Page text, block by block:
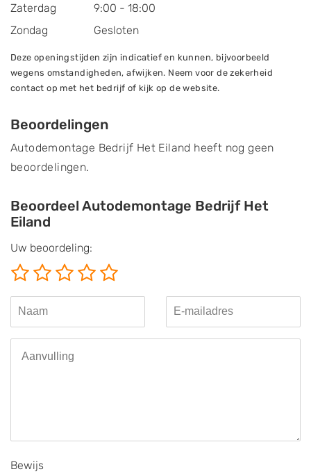
Zaterdag
9:00 - 18:00
Zondag
Gesloten
Deze openingstijden zijn indicatief en kunnen, bijvoorbeeld
wegens omstandigheden, afwijken. Neem voor de zekerheid
contact op met het bedrijf of kijk op de website.
Beoordelingen
Autodemontage Bedrijf Het Eiland heeft nog geen
beoordelingen.
Beoordeel Autodemontage Bedrijf Het
Eiland
Uw beoordeling:
Bewijs